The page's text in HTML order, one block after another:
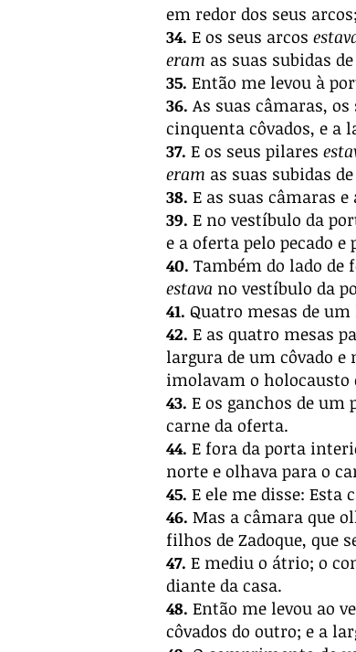
em redor dos seus
34. E os seus arcos
eram as suas subidas
35. Então me levou à
36. As suas câmaras,
cinquenta côvados, e a
37. E os seus pilares
eram as suas subidas
38. E as suas câmaras
39. E no vestíbulo da
e a oferta pelo pecado e
40. Também do lado de
estava no vestíbulo da
41. Quatro mesas de
42. E as quatro mesas
largura de um côvado
imolavam o holocausto
43. E os ganchos de um
carne da oferta.
44. E fora da porta
norte e olhava para o
45. E ele me disse: Esta
46. Mas a câmara que
filhos de Zadoque, que
47. E mediu o átrio; o
diante da casa.
48. Então me levou ao
côvados do outro; e a